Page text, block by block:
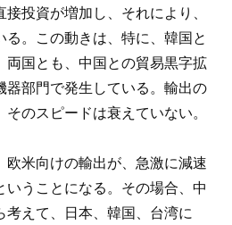
投資が増加し、それにより、
る。この動きは、特に、韓国と
両国とも、中国との貿易黒字拡
器部門で発生している。輸出の
のスピードは衰えていない。
欧米向けの輸出が、急激に減速
いうことになる。その場合、中
考えて、日本、韓国、台湾に